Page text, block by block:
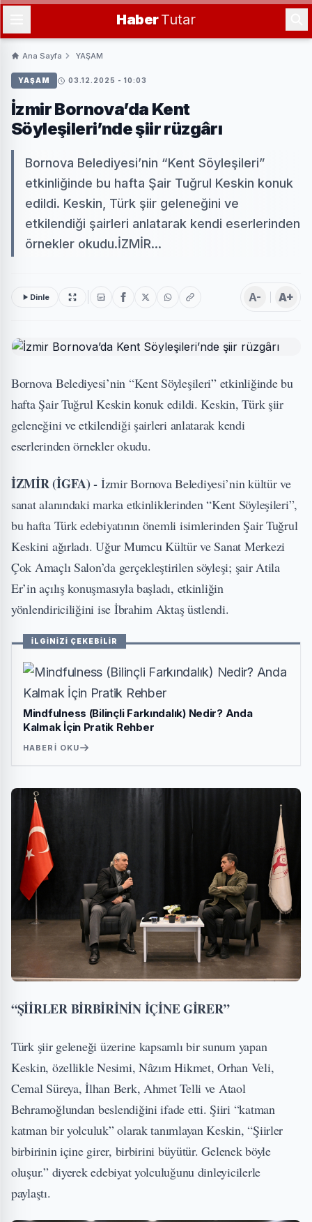
HaberTutar
Ana Sayfa YAŞAM
YAŞAM 03.12.2025 - 10:03
İzmir Bornova’da Kent
Söyleşileri’nde şiir rüzgârı
Bornova Belediyesi’nin “Kent Söyleşileri”
etkinliğinde bu hafta Şair Tuğrul Keskin konuk
edildi. Keskin, Türk şiir geleneğini ve
etkilendiği şairleri anlatarak kendi eserlerinden
örnekler okudu.İZMİR...
Dinle A- A+
Bornova Belediyesi’nin “Kent Söyleşileri” etkinliğinde bu
hafta Şair Tuğrul Keskin konuk edildi. Keskin, Türk şiir
geleneğini ve etkilendiği şairleri anlatarak kendi
eserlerinden örnekler okudu.
İZMİR (İGFA) - İzmir Bornova Belediyesi’nin kültür ve
sanat alanındaki marka etkinliklerinden “Kent Söyleşileri”,
bu hafta Türk edebiyatının önemli isimlerinden Şair Tuğrul
Keskini ağırladı. Uğur Mumcu Kültür ve Sanat Merkezi
Çok Amaçlı Salon’da gerçekleştirilen söyleşi; şair Atila
Er’in açılış konuşmasıyla başladı, etkinliğin
yönlendiriciliğini ise İbrahim Aktaş üstlendi.
İLGİNİZİ ÇEKEBİLİR
Mindfulness (Bilinçli Farkındalık) Nedir? Anda
Kalmak İçin Pratik Rehber
HABERI OKU
“ŞİİRLER BİRBİRİNİN İÇİNE GİRER”
Türk şiir geleneği üzerine kapsamlı bir sunum yapan
Keskin, özellikle Nesimi, Nâzım Hikmet, Orhan Veli,
Cemal Süreya, İlhan Berk, Ahmet Telli ve Ataol
Behramoğlundan beslendiğini ifade etti. Şiiri “katman
katman bir yolculuk” olarak tanımlayan Keskin, “Şiirler
birbirinin içine girer, birbirini büyütür. Gelenek böyle
oluşur.” diyerek edebiyat yolculuğunu dinleyicilerle
paylaştı.